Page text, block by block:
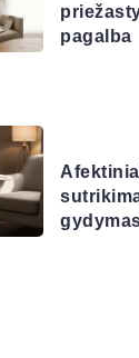
pagalba